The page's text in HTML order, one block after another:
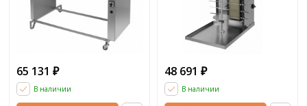
65 131 ₽
В наличии
48 691 ₽
В наличии